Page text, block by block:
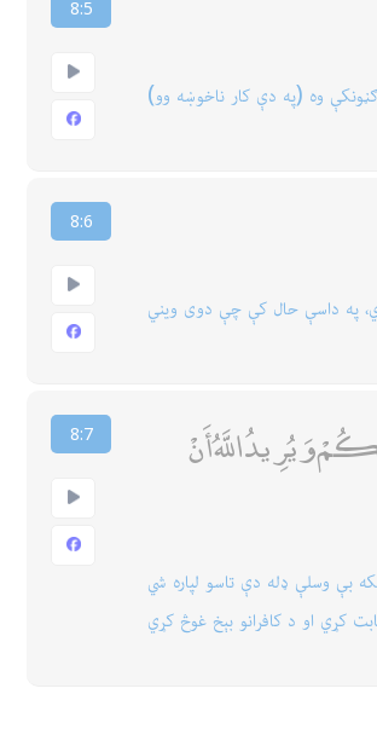
8:5
وه (په دې كار ناخوښه وو)
8:6
په داسې حال كې چې دوى ویني
8:7
وَيُرِيدُ اللَّهُ أَنْ
بې وسلې ډله دې تاسو لپاره شي
كړي او د كافرانو بېخ غوڅ كړي